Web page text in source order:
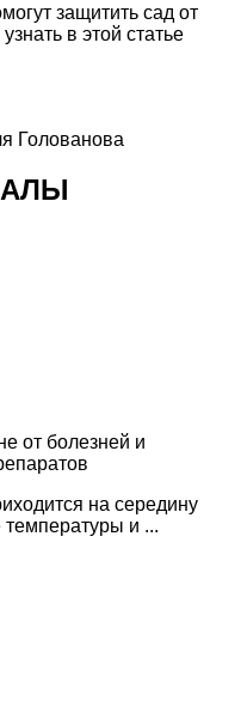
защитить сад от
в этой статье
Голованова
от болезней и
на середину
и ...